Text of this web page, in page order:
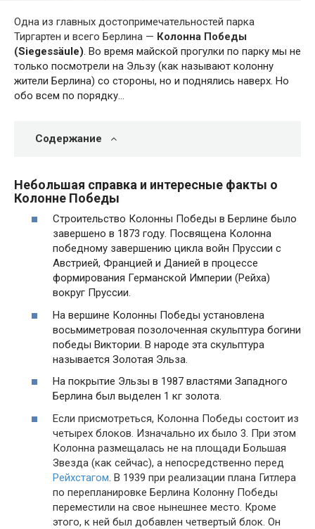
Одна из главных достопримечательностей парка
Тиргартен и всего Берлина — Колонна Победы
(Siegessäule). Во время майской прогулки по парку мы не
только посмотрели на Эльзу (как называют колонну
жители Берлина) со стороны, но и поднялись наверх. Но
обо всем по порядку…
Содержание
Небольшая справка и интересные факты о
Колонне Победы
Строительство Колонны Победы в Берлине было
завершено в 1873 году. Посвящена Колонна
победному завершению цикла войн Пруссии с
Австрией, Францией и Данией в процессе
формирования Германской Империи (Рейха)
вокруг Пруссии.
На вершине Колонны Победы установлена
восьмиметровая позолоченная скульптура богини
победы Виктории. В народе эта скульптура
называется Золотая Эльза.
На покрытие Эльзы в 1987 властями Западного
Берлина был выделен 1 кг золота.
Если присмотреться, Колонна Победы состоит из
четырех блоков. Изначально их было 3. При этом
Колонна размещалась не на площади Большая
Звезда (как сейчас), а непосредственно перед
Рейхстагом. В 1939 при реализации плана Гитлера
по перепланировке Берлина Колонну Победы
переместили на свое нынешнее место. Кроме
этого, к ней был добавлен четвертый блок. Он